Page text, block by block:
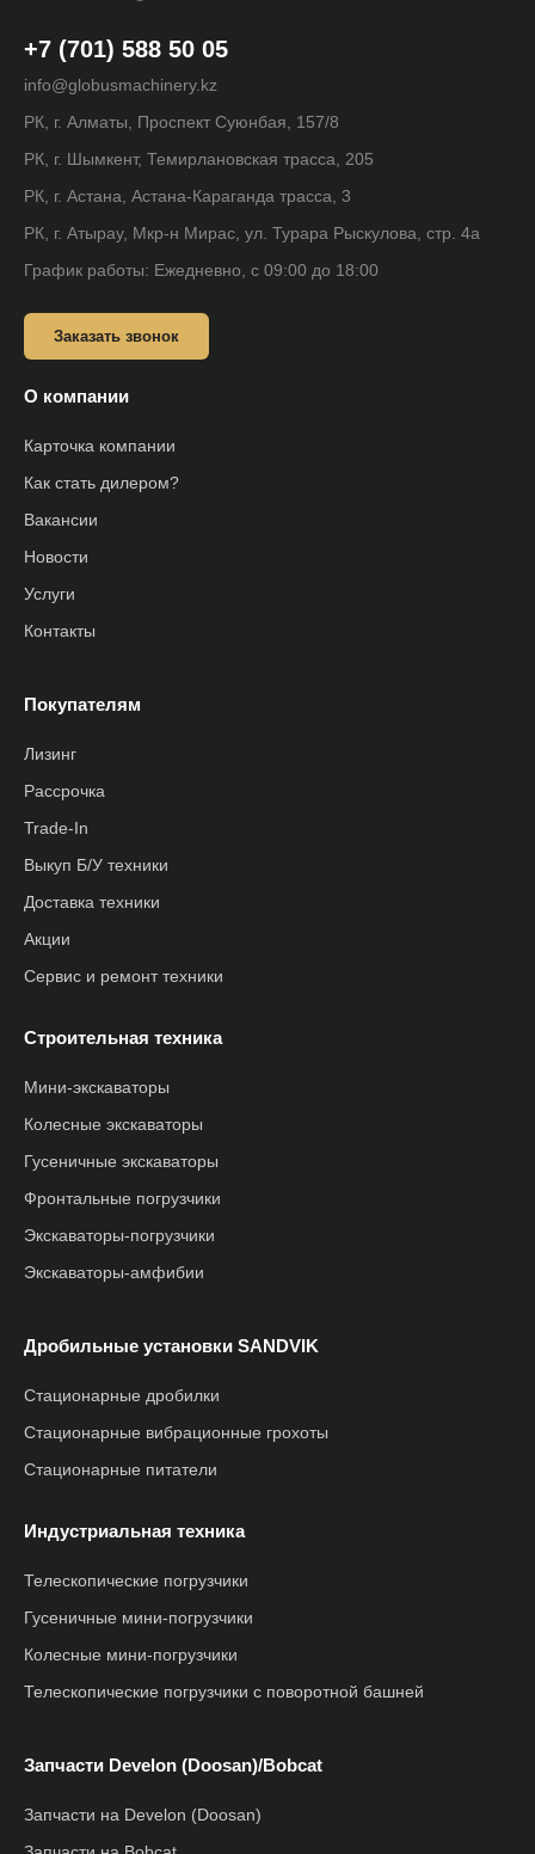
+7 (701) 588 50 05
info@globusmachinery.kz
РК, г. Алматы, Проспект Суюнбая, 157/8
РК, г. Шымкент, Темирлановская трасса, 205
РК, г. Астана, Астана-Караганда трасса, 3
РК, г. Атырау, Мкр-н Мирас, ул. Турара Рыскулова, стр. 4а
График работы: Ежедневно, с 09:00 до 18:00
Заказать звонок
О компании
Карточка компании
Как стать дилером?
Вакансии
Новости
Услуги
Контакты
Покупателям
Лизинг
Рассрочка
Trade-In
Выкуп Б/У техники
Доставка техники
Акции
Сервис и ремонт техники
Строительная техника
Мини-экскаваторы
Колесные экскаваторы
Гусеничные экскаваторы
Фронтальные погрузчики
Экскаваторы-погрузчики
Экскаваторы-амфибии
Дробильные установки SANDVIK
Стационарные дробилки
Стационарные вибрационные грохоты
Стационарные питатели
Индустриальная техника
Телескопические погрузчики
Гусеничные мини-погрузчики
Колесные мини-погрузчики
Телескопические погрузчики с поворотной башней
Запчасти Develon (Doosan)/Bobcat
Запчасти на Develon (Doosan)